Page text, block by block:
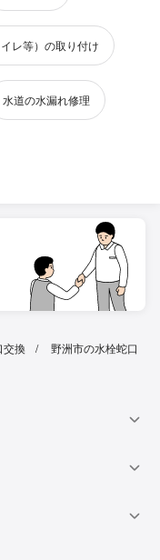
レ等）の取り付け
水道の水漏れ修理
交換
野洲市の水栓蛇口